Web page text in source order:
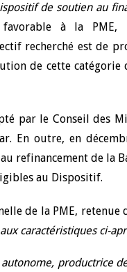
de soutien au
favorable à la
recherché est de
de cette
par le Conseil des
En outre, en
refinancement de la
au Dispositif.
de la PME, retenue
caractéristiques ci-
productrice